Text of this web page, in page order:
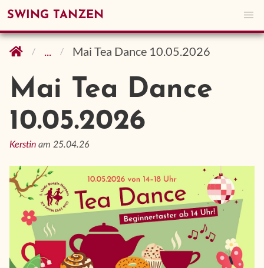
SWING TANZEN
... Mai Tea Dance 10.05.2026
Mai Tea Dance
10.05.2026
Kerstin am 25.04.26